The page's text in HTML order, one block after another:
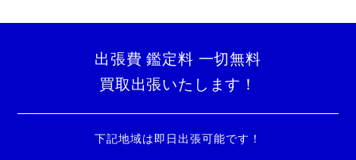
出張費 鑑定料 一切無料
買取出張いたします！
下記地域は即日出張可能です！